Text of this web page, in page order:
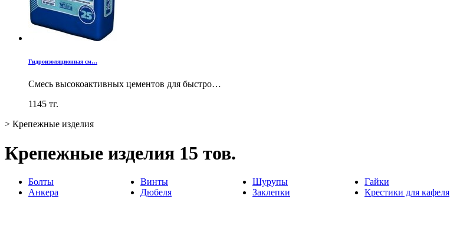
Гидроизоляционная см…
Смесь высокоактивных цементов для быстро…
1145 тг.
> Крепежные изделия
Крепежные изделия 15 тов.
Болты Винты Шурупы Гайки
Анкера
Дюбеля Заклепки Крестики для кафеля